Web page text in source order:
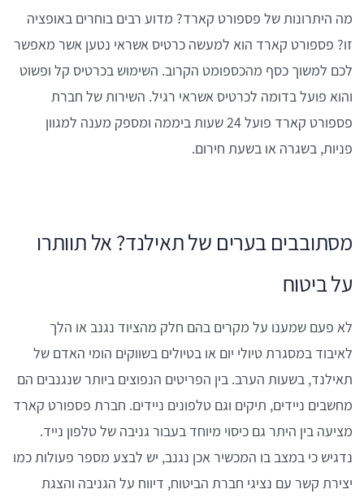
מה היתרונות של פספורט קארד? מדוע רבים בוחרים באופציה
זו? פספורט קארד הוא למעשה כרטיס אשראי נטען אשר מאפשר
לכם למשוך כסף מהכספומט הקרוב. השימוש בכרטיס קל ופשוט
והוא פועל בדומה לכרטיס אשראי רגיל. השירות של חברת
פספורט קארד פועל 24 שעות ביממה ומספק מענה למגוון
פניות, בשגרה או בשעת חירום.
מסתובבים בערים של תאילנד? אל תוותרו
על ביטוח
לא פעם שמענו על מקרים בהם חלק מהציוד נגנב או הלך
לאיבוד במסגרת טיולי יום או בטיולים בשווקים הומי האדם של
תאילנד, בשעות הערב. בין הפריטים הנפוצים ביותר שנגנבים הם
מחשבים ניידים, תיקים וגם טלפונים ניידים. חברת פספורט קארד
מציעה בין היתר גם כיסוי מיוחד בעבור גניבה של טלפון נייד.
נדגיש כי במצב בו המכשיר אכן נגנב, יש לבצע מספר פעולות כמו
יצירת קשר עם נציגי חברת הביטוח, דיווח על הגניבה והצגת